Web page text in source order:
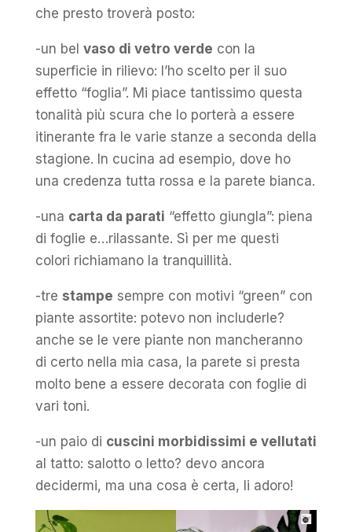
che presto troverà posto:
-un bel vaso di vetro verde con la
superficie in rilievo: l’ho scelto per il suo
effetto “foglia”. Mi piace tantissimo questa
tonalità più scura che lo porterà a essere
itinerante fra le varie stanze a seconda della
stagione. In cucina ad esempio, dove ho
una credenza tutta rossa e la parete bianca.
-una carta da parati “effetto giungla”: piena
di foglie e…rilassante. Sì per me questi
colori richiamano la tranquillità.
-tre stampe sempre con motivi “green” con
piante assortite: potevo non includerle?
anche se le vere piante non mancheranno
di certo nella mia casa, la parete si presta
molto bene a essere decorata con foglie di
vari toni.
-un paio di cuscini morbidissimi e vellutati
al tatto: salotto o letto? devo ancora
decidermi, ma una cosa è certa, li adoro!